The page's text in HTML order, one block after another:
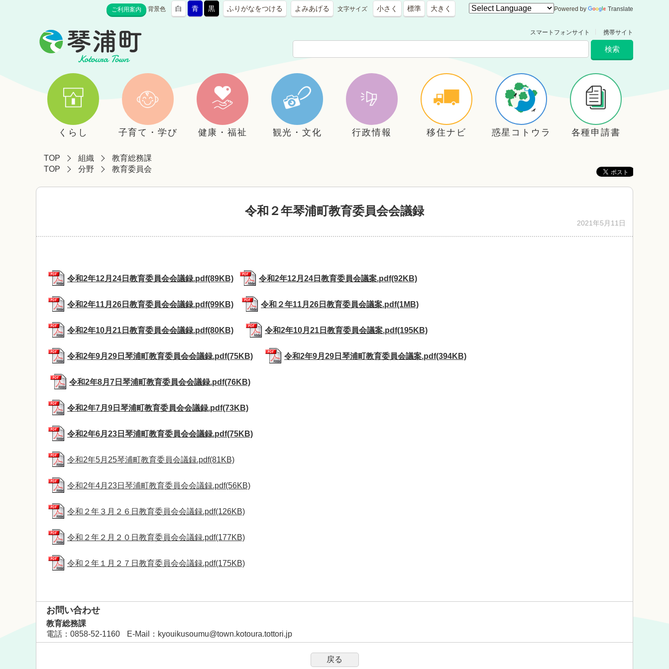
ご利用案内 背景色 白 青 黒 ふりがなをつける よみあげる 文字サイズ 小さく 標準 大きく Powered by Translate
スマートフォンサイト 携帯サイト
くらし 子育て・学び 健康・福祉 観光・文化 行政情報 移住ナビ 惑星コトウラ 各種申請書
TOP 組織
教育総務課
TOP
分野 教育委員会
令和２年琴浦町教育委員会会議録
2021年5月11日
令和2年12月24日教育委員会会議録.pdf(89KB) 令和2年12月24日教育委員会議案.pdf(92KB)
令和2年11月26日教育委員会会議録.pdf(99KB) 令和２年11月26日教育委員会議案.pdf(1MB)
令和2年10月21日教育委員会会議録.pdf(80KB) 令和2年10月21日教育委員会議案.pdf(195KB)
令和2年9月29日琴浦町教育委員会会議録.pdf(75KB) 令和2年9月29日琴浦町教育委員会議案.pdf(394KB)
令和2年8月7日琴浦町教育委員会会議録.pdf(76KB)
令和2年7月9日琴浦町教育委員会会議録.pdf(73KB)
令和2年6月23日琴浦町教育委員会会議録.pdf(75KB)
令和2年5月25琴浦町教育委員会議録.pdf(81KB)
令和2年4月23日琴浦町教育委員会会議録.pdf(56KB)
令和２年３月２６日教育委員会会議録.pdf(126KB)
令和２年２月２０日教育委員会会議録.pdf(177KB)
令和２年１月２７日教育委員会会議録.pdf(175KB)
お問い合わせ
教育総務課
電話 ：0858-52-1160 E-Mail ： kyouikusoumu@town.kotoura.tottori.jp
戻る